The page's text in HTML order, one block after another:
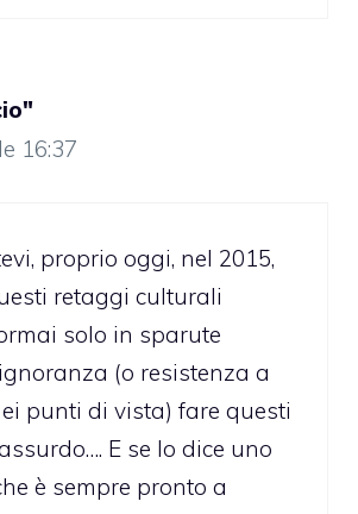
16:37
proprio oggi, nel 2015,
retaggi culturali
solo in sparute
(o resistenza a
punti di vista) fare questi
E se lo dice uno
è sempre pronto a